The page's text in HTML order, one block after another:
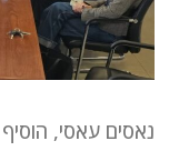
נאסים עאסי,